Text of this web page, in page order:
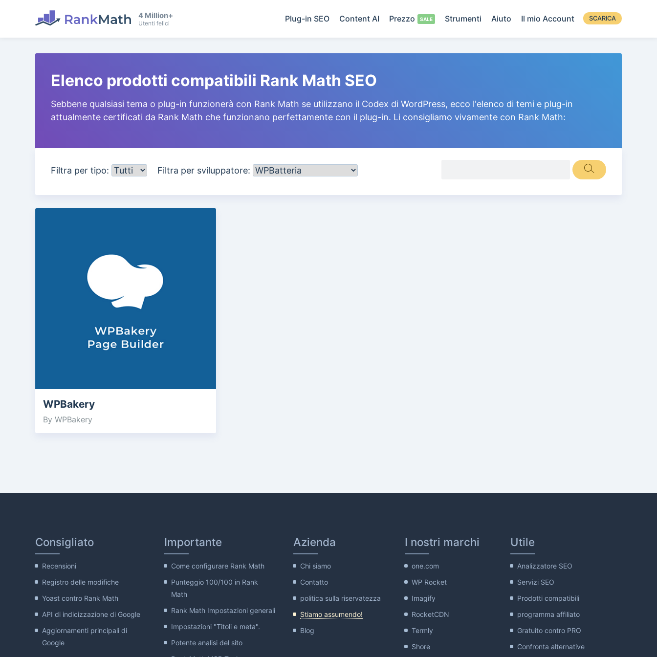
4 Million+
Utenti felici Plug-in SEO Content AI Prezzo Strumenti Aiuto Il mio Account SCARICA
Elenco prodotti compatibili Rank Math SEO
Sebbene qualsiasi tema o plug-in funzionerà con Rank Math se utilizzano il Codex di WordPress, ecco l'elenco di temi e plug-in
attualmente certificati da Rank Math che funzionano perfettamente con il plug-in. Li consigliamo vivamente con Rank Math:
Filtra per tipo: Filtra per sviluppatore:
WPBakery
By WPBakery
Consigliato
Recensioni
Registro delle modifiche
Yoast contro Rank Math
API di indicizzazione di Google
Aggiornamenti principali di
Google
Importante
Come configurare Rank Math
Punteggio 100/100 in Rank
Math
Rank Math Impostazioni generali
Impostazioni "Titoli e meta".
Potente analisi del sito
Azienda
Chi siamo
Contatto
politica sulla riservatezza
Stiamo assumendo!
Blog
I nostri marchi
one.com
WP Rocket
Imagify
RocketCDN
Termly
Shore
Utile
Analizzatore SEO
Servizi SEO
Prodotti compatibili
programma affiliato
Gratuito contro PRO
Confronta alternative